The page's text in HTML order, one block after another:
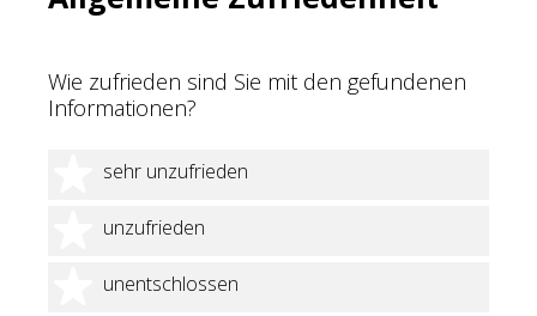
Wie zufrieden sind Sie mit den gefundenen
Informationen?
sehr unzufrieden
1 Stern
unzufrieden
2 Sterne
unentschlossen
3 Sterne